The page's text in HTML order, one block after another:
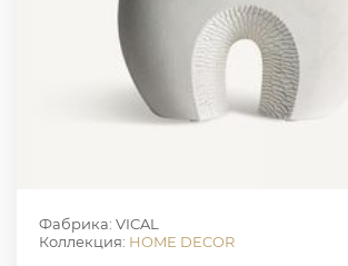
Фабрика: VICAL
Коллекция: HOME DECOR